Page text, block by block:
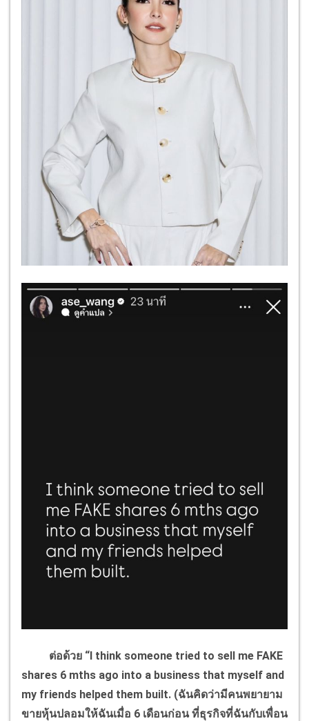
ต่อด้วย “I think someone tried to sell me FAKE
shares 6 mths ago into a business that myself and
my friends helped them built. (ฉันคิดว่ามีคนพยายาม
ขายหุ้นปลอมให้ฉันเมื่อ 6 เดือนก่อน ที่ธุรกิจที่ฉันกับเพื่อน